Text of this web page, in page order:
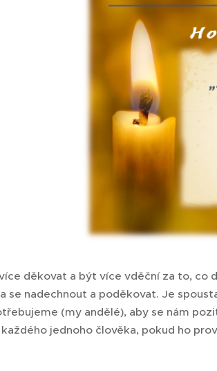
děkovat a být více vděční za to, co
se nadechnout a poděkovat. Je
(my andělé), aby se nám
jednoho člověka, pokud ho